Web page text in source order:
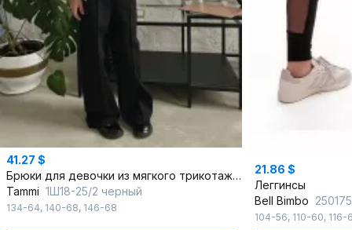
41.27 $
Брюки для девочки из мягкого трикотажа с просторным кроем
Tammi 1Ш18-25/2 черный
134-64, 140-68, 146-68
21.86 $
Леггинсы
Bell Bimbo
104-56, 110-60, 116-